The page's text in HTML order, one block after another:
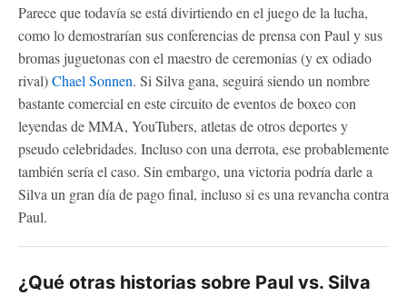
Parece que todavía se está divirtiendo en el juego de la lucha,
como lo demostrarían sus conferencias de prensa con Paul y sus
bromas juguetonas con el maestro de ceremonias (y ex odiado
rival)Chael Sonnen. Si Silva gana, seguirá siendo un nombre
bastante comercial en este circuito de eventos de boxeo con
leyendas de MMA, YouTubers, atletas de otros deportes y
pseudo celebridades. Incluso con una derrota, ese probablemente
también sería el caso. Sin embargo, una victoria podría darle a
Silva un gran día de pago final, incluso si es una revancha contra
Paul.
¿Qué otras historias sobre Paul vs. Silva